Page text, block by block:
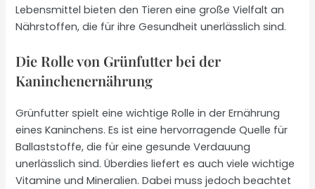
Lebensmittel bieten den Tieren eine große Vielfalt an
Nährstoffen, die für ihre Gesundheit unerlässlich sind.
Die Rolle von Grünfutter bei der
Kaninchenernährung
Grünfutter spielt eine wichtige Rolle in der Ernährung
eines Kaninchens. Es ist eine hervorragende Quelle für
Ballaststoffe, die für eine gesunde Verdauung
unerlässlich sind. Überdies liefert es auch viele wichtige
Vitamine und Mineralien. Dabei muss jedoch beachtet